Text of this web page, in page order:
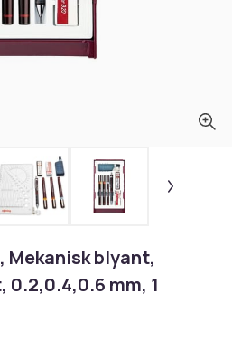
Mekanisk blyant,
0.2,0.4,0.6 mm, 1